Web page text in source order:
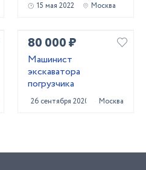
15 мая 2022 Москва
80 000 ₽
Машинист
экскаватора
погрузчика
26 сентября 2020 Москва